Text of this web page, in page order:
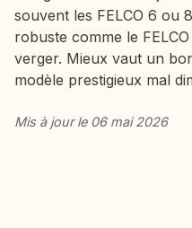
souvent les FELCO 6 ou
robuste comme le
verger. Mieux vaut un
modèle prestigieux mal
Mis à jour le 06 mai 2026